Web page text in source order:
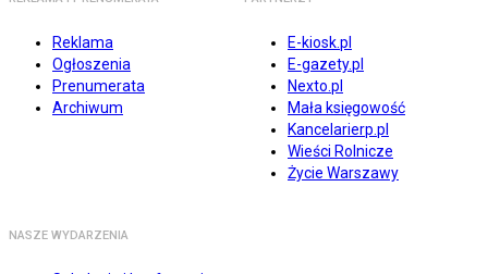
Reklama
Ogłoszenia
Prenumerata
Archiwum
E-kiosk.pl
E-gazety.pl
Nexto.pl
Mała księgowość
Kancelarierp.pl
Wieści Rolnicze
Życie Warszawy
NASZE WYDARZENIA